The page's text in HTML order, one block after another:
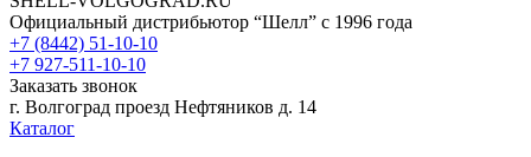
Официальный дистрибьютор “Шелл” с 1996 года
+7 (8442) 51-10-10
+7 927-511-10-10
Заказать звонок
г. Волгоград проезд Нефтяников д. 14
Каталог